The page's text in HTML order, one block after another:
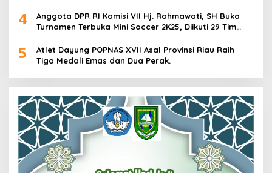
4
Anggota DPR RI Komisi VII Hj. Rahmawati, SH Buka
Turnamen Terbuka Mini Soccer 2K25, Diikuti 29 Tim
5
Atlet Dayung POPNAS XVII Asal Provinsi Riau Raih
Tiga Medali Emas dan Dua Perak.